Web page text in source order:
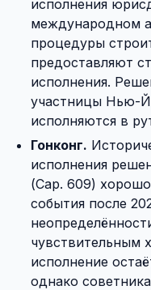
исполнения
международном
процедуры
предоставляют
исполнения.
участницы Нью-
исполняются в
Гонконг.
исполнения
(Cap. 609)
события после
чувствительным
исполнение
однако